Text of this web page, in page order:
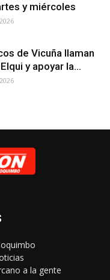
y miércoles
de Vicuña llaman
y apoyar la...
a la gente